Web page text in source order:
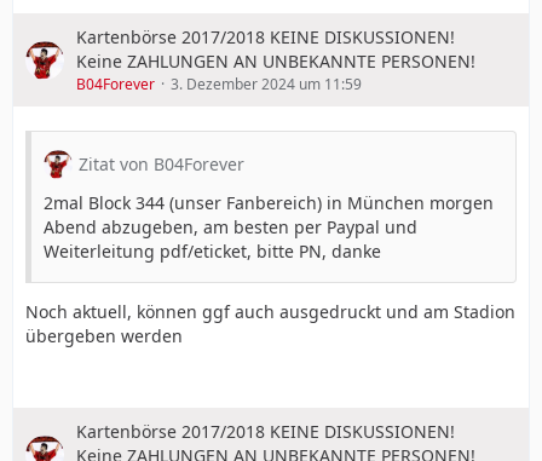
Kartenbörse 2017/2018 KEINE DISKUSSIONEN!
Keine ZAHLUNGEN AN UNBEKANNTE PERSONEN!
B04Forever 3. Dezember 2024 um 11:59
Zitat von B04Forever
2mal Block 344 (unser Fanbereich) in München morgen
Abend abzugeben, am besten per Paypal und
Weiterleitung pdf/eticket, bitte PN, danke
Noch aktuell, können ggf auch ausgedruckt und am Stadion
übergeben werden
Kartenbörse 2017/2018 KEINE DISKUSSIONEN!
Keine ZAHLUNGEN AN UNBEKANNTE PERSONEN!